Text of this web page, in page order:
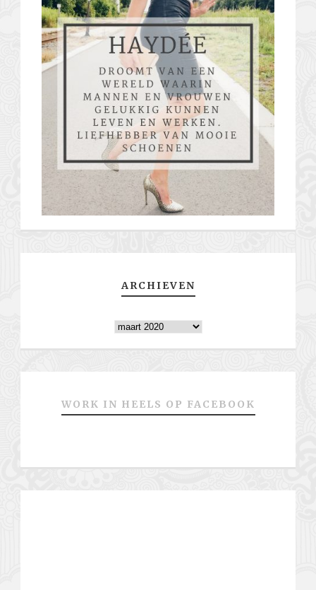
ARCHIEVEN
Archieven
WORK IN HEELS OP FACEBOOK